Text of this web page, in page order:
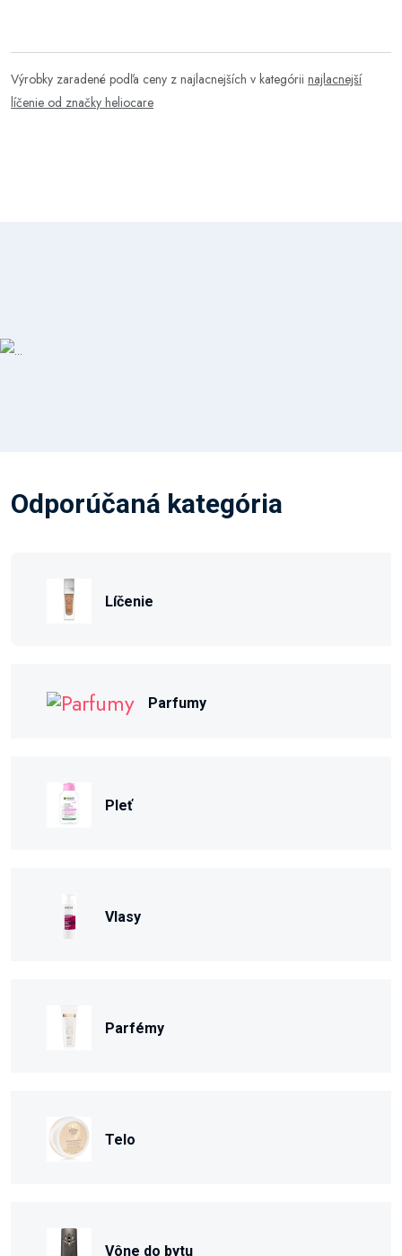
Výrobky zaradené podľa ceny z najlacnejších v kategórii najlacnejší
líčenie od značky heliocare
Odporúčaná kategória
Líčenie
Parfumy
Pleť
Vlasy
Parfémy
Telo
Vône do bytu